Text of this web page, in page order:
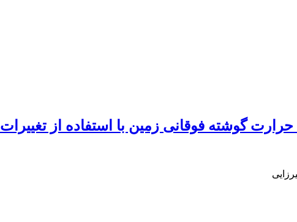
حرارت گوشته‌ فوقانی زمین با استفاده از